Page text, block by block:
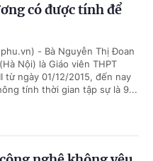
có được tính để
- Bà Nguyễn Thị Đoan
Nội) là Giáo viên THPT
từ ngày 01/12/2015, đến nay
tính thời gian tập sự là 9...